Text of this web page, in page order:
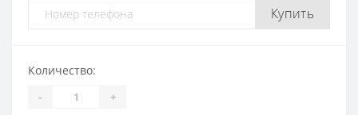
Купить
Количество:
- +